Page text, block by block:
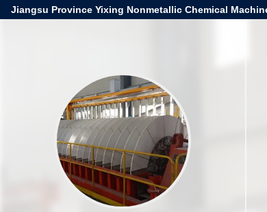
Jiangsu Province Yixing Nonmetallic Chemical